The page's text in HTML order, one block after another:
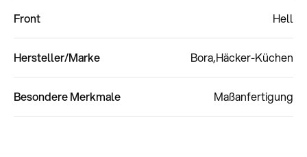
Front Hell
Hersteller/Marke Bora Häcker-Küchen
Besondere Merkmale Maßanfertigung